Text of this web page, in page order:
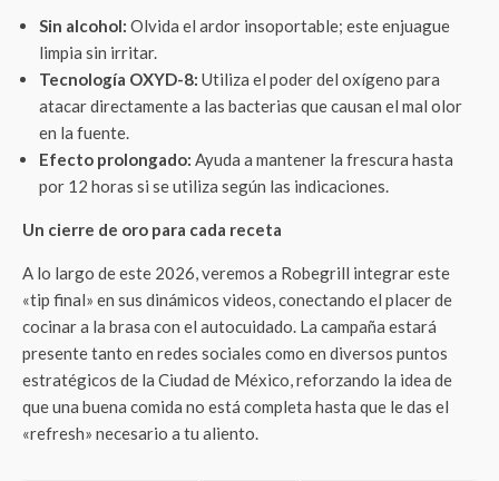
Sin alcohol: Olvida el ardor insoportable; este enjuague
limpia sin irritar.
Tecnología OXYD-8: Utiliza el poder del oxígeno para
atacar directamente a las bacterias que causan el mal olor
en la fuente.
Efecto prolongado: Ayuda a mantener la frescura hasta
por 12 horas si se utiliza según las indicaciones.
Un cierre de oro para cada receta
A lo largo de este 2026, veremos a Robegrill integrar este
«tip final» en sus dinámicos videos, conectando el placer de
cocinar a la brasa con el autocuidado. La campaña estará
presente tanto en redes sociales como en diversos puntos
estratégicos de la Ciudad de México, reforzando la idea de
que una buena comida no está completa hasta que le das el
«refresh» necesario a tu aliento.